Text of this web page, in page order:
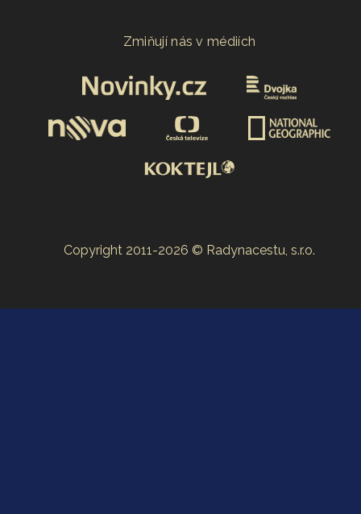
Zmiňují nás v médiích
Copyright 2011-2026 © Radynacestu, s.r.o.